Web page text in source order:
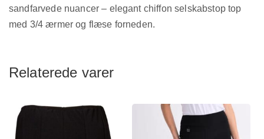
sandfarvede nuancer – elegant chiffon selskabstop top
med 3/4 ærmer og flæse forneden.
Relaterede varer